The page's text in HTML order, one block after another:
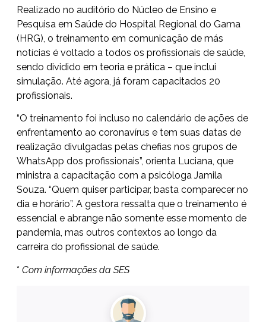
Realizado no auditório do Núcleo de Ensino e
Pesquisa em Saúde do Hospital Regional do Gama
(HRG), o treinamento em comunicação de más
notícias é voltado a todos os profissionais de saúde,
sendo dividido em teoria e prática – que inclui
simulação. Até agora, já foram capacitados 20
profissionais.
“O treinamento foi incluso no calendário de ações de
enfrentamento ao coronavírus e tem suas datas de
realização divulgadas pelas chefias nos grupos de
WhatsApp dos profissionais”, orienta Luciana, que
ministra a capacitação com a psicóloga Jamila
Souza. “Quem quiser participar, basta comparecer no
dia e horário”. A gestora ressalta que o treinamento é
essencial e abrange não somente esse momento de
pandemia, mas outros contextos ao longo da
carreira do profissional de saúde.
* Com informações da SES